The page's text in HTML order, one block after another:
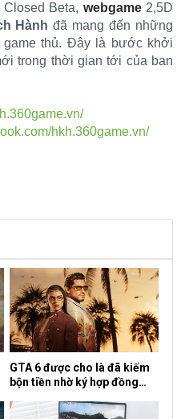
Beta, webgame2,5D
Hành đã mang đến những
game thủ. Đây là bước khởi
trong thời gian tới của ban
hkh.360game.vn/
GTA 6 được cho là đã kiếm
bộn tiền nhờ ký hợp đồng